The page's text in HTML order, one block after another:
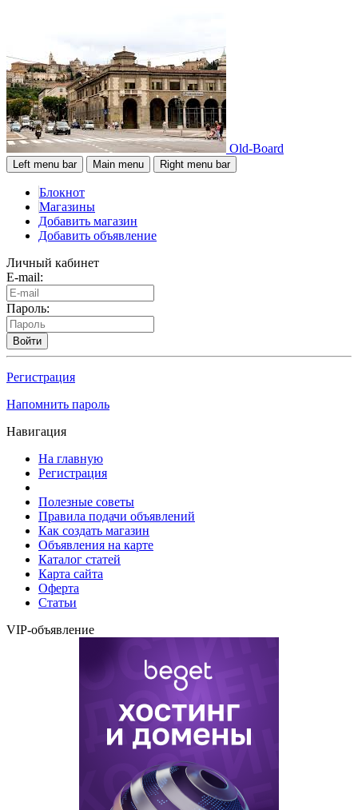
Old-Board
Left menu bar Main menu Right menu bar
Блокнот
Магазины
Добавить магазин
Добавить объявление
Личный кабинет
E-mail:
Пароль:
Войти
Регистрация
Напомнить пароль
Навигация
На главную
Регистрация
Полезные советы
Правила подачи объявлений
Как создать магазин
Объявления на карте
Каталог статей
Карта сайта
Оферта
Статьи
VIP-объявление